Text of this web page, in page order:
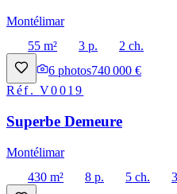
Montélimar
55 m²
3 p.
2 ch.
6 photos740 000 €
Réf.V0019
Superbe Demeure
Montélimar
430 m²
8 p. 5 ch.